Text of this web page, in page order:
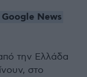
News
την Ελλάδα
στο